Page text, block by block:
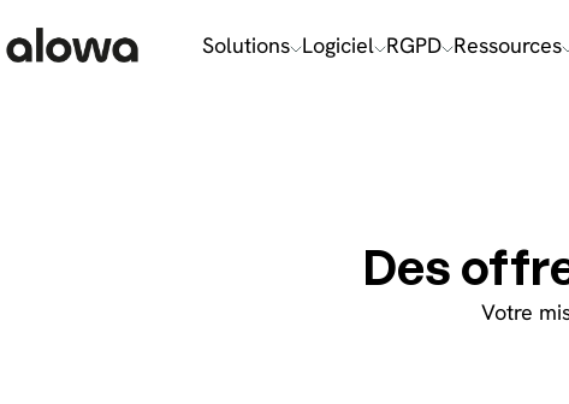
Solutions Logiciel RGPD Ressources
Des
Votre